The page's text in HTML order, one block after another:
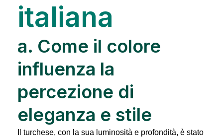
italiana
a. Come il colore
influenza la
percezione di
eleganza e stile
Il turchese, con la sua luminosità e profondità, è stato